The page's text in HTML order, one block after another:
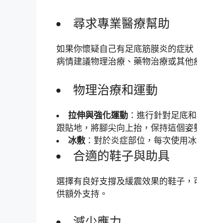
尋求專業醫療幫助
如果你懷疑自己有足底筋膜炎的症
病情建議物理治療、藥物治療或其他
物理治療和運動
拉伸與強化運動 ：進行針對足底
跟貼地，將腳尖向上抬，保持這個
冰敷 ：對於炎症部位，每次使用
合適的鞋子與助具
選擇有良好支撐及緩震效果的鞋子
供額外支持。